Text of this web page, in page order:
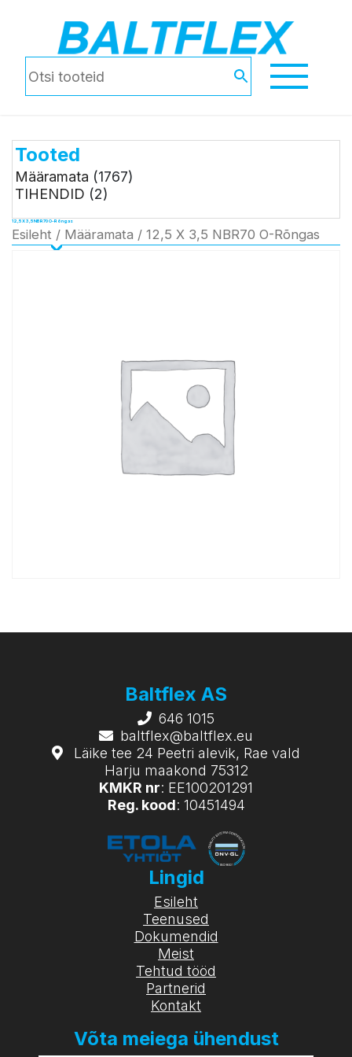
Tooted
Määramata (1767)
TIHENDID (2)
12,5 X 3,5 NBR70 O-Rõngas
Esileht / Määramata / 12,5 X 3,5 NBR70 O-Rõngas
Baltflex AS
646 1015
baltflex@baltflex.eu
Läike tee 24 Peetri alevik, Rae vald
Harju maakond 75312
KMKR nr: EE100201291
Reg. kood: 10451494
Lingid
Esileht
Teenused
Dokumendid
Meist
Tehtud tööd
Partnerid
Kontakt
Võta meiega ühendust